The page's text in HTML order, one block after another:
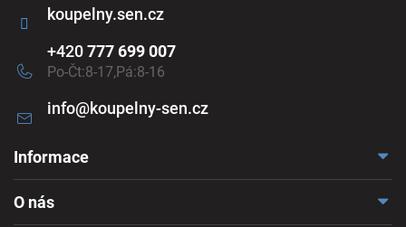
info@koupelny-sen.cz
+420777 699 007
Po-Čt:8-17,Pá:8-16
koupelny.sen.cz
Informace
O nás